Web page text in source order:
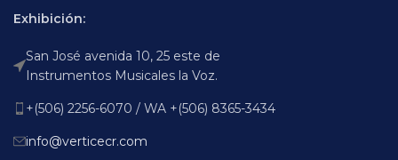
Exhibición:
San José avenida 10, 25 este de
Instrumentos Musicales la Voz.
+(506) 2256-6070 / WA +(506) 8365-3434
info@verticecr.com